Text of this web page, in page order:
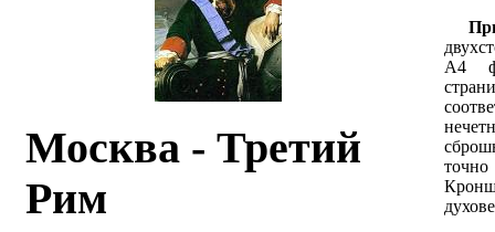
Москва - Третий
Рим
А4